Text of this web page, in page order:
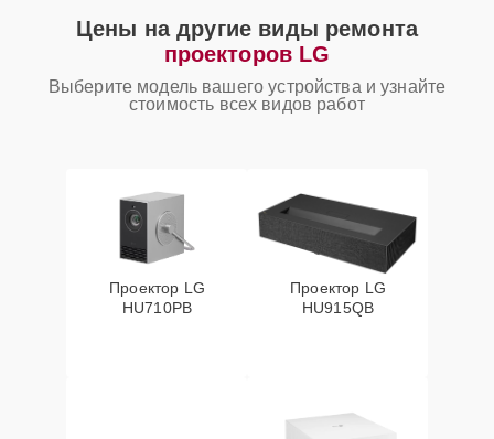
Цены на другие виды ремонта
проекторов LG
Выберите модель вашего устройства и узнайте
стоимость всех видов работ
Проектор LG
HU710PB
Проектор LG
HU915QB